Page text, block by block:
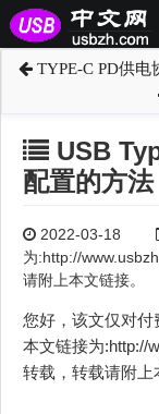
TYPE-C PD供电
USB
配置的方法
2022-03-18
为:http://
请附上本文链接。
您好，该文仅对
本文链接为:http://
转载，转载请附上